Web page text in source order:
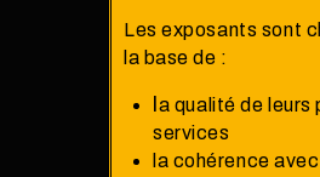
Les exposants sont
la base de :
a qualité de leurs
services
la cohérence